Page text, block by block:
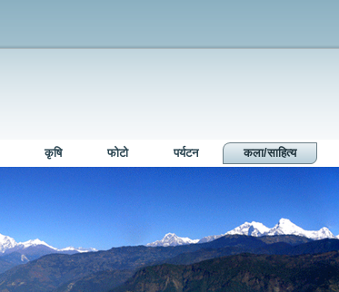
कृषि फोटो पर्यटन कला/साहित्य